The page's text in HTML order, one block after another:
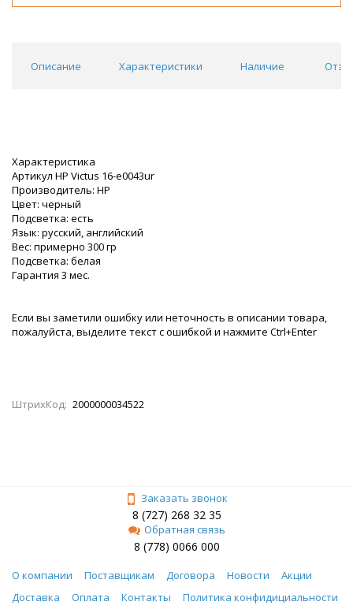
Описание Характеристики Наличие
Характеристика
Артикул HP Victus 16-e0043ur
Производитель: HP
Цвет: черный
Подсветка: есть
Язык: русский, английский
Вес: примерно 300 гр
Подсветка: белая
Гарантия 3 мес.
Если вы заметили ошибку или неточность в описании товара,
пожалуйста, выделите текст с ошибкой и нажмите Ctrl+Enter
ШтрихКод: 2000000034522
Заказать звонок
8 (727) 268 32 35
Обратная связь
8 (778) 0066 000
О компании Поставщикам Договора Новости
Акции
Доставка
Оплата Контакты Политика конфидициальности